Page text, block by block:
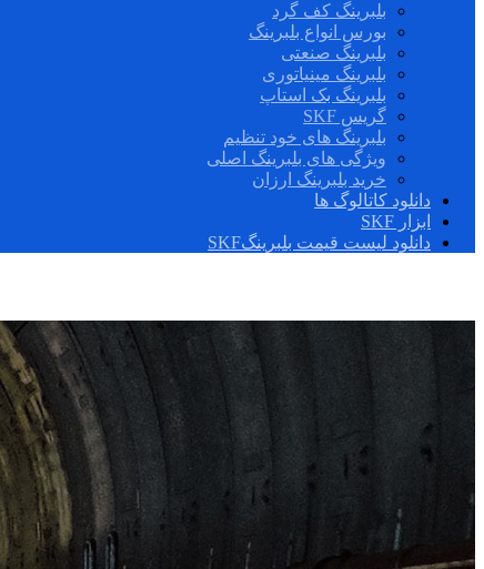
بلبرینگ کف گرد
بورس انواع بلبرینگ
بلبرینگ صنعتی
بلبرینگ مینیاتوری
بلبرینگ بک استاپ
گریس SKF
بلبرینگ های خود تنظیم
ویژگی های بلبرینگ اصلی
خرید بلبرینگ ارزان
دانلود کاتالوگ ها
ابزار SKF
دانلود لیست قیمت بلبرینگSKF